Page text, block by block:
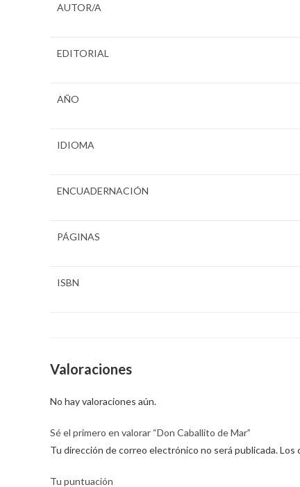
AUTOR/A
EDITORIAL
AÑO
IDIOMA
ENCUADERNACIÓN
PÁGINAS
ISBN
Valoraciones
No hay valoraciones aún.
Sé el primero en valorar “Don Caballito de Mar”
Tu dirección de correo electrónico no será publicada.Los
Tu puntuación